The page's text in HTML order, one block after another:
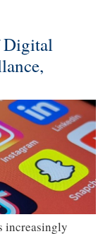
Digital
increasingly